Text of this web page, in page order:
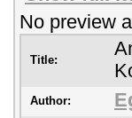
No preview
Title:
Author: